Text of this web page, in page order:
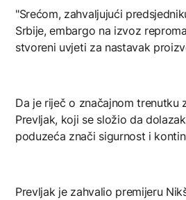
"Srećom, zahvaljujući
Srbije, embargo na izvoz
stvoreni uvjeti za nastavak
Da je riječ o značajnom
Prevljak, koji se složio da
poduzeća znači sigurnost i
Prevljak je zahvalio premijeru